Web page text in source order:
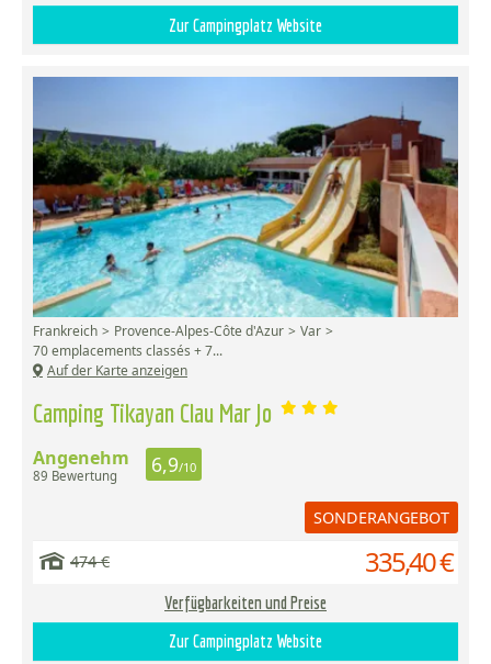
Zur Campingplatz Website
Camping Tikayan Clau Mar Jo
Frankreich Provence-Alpes-Côte d'Azur
Var
70 emplacements classés + 7...
Auf der Karte anzeigen
Angenehm
89 Bewertung 6,9/10
SONDERANGEBOT
474 € 335,40 €
Verfügbarkeiten und Preise
Zur Campingplatz Website